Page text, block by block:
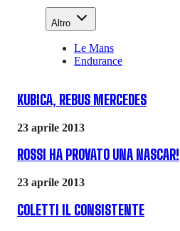
Altro
Le Mans
Endurance
KUBICA, REBUS MERCEDES
23 aprile 2013
ROSSI HA PROVATO UNA NASCAR!
23 aprile 2013
COLETTI IL CONSISTENTE